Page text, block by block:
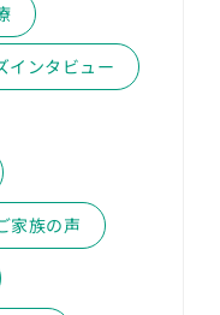
インタビュー
家族の声